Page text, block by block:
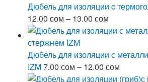
Дюбель для изоляции c
12.00 сом – 13.00 сом
цен:
–
13.00 сом
Дюбель для изоляции с
IZM7.00 сом – 12.00 сом
цен: